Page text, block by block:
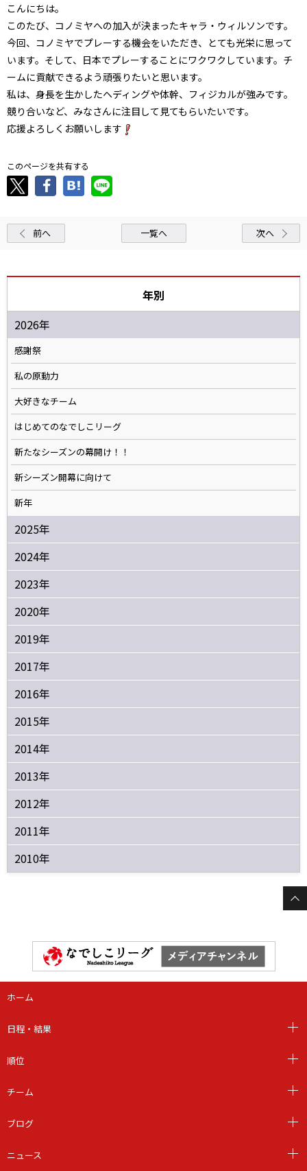
こんにちは。
このたび、コノミヤへの加入が決まったキャラ・ウィルソンです。
今回、コノミヤでプレーする機会をいただき、とても光栄に思って
います。そして、日本でプレーすることにワクワクしています。チ
ームに貢献できるよう頑張りたいと思います。
私は、身長を生かしたヘディングや体幹、フィジカルが強みです。
競り合いなど、みなさんに注目して見てもらいたいです。
応援よろしくお願いします
このページを共有する
前へ 一覧へ 次へ
年別
2026年
感謝祭
私の原動力
大好きなチーム
はじめてのなでしこリーグ
新たなシーズンの幕開け！！
新シーズン開幕に向けて
新年
2025年
2024年
2023年
2020年
2019年
2017年
2016年
2015年
2014年
2013年
2012年
2011年
2010年
ホーム
日程・結果
順位
チーム
ブログ
ニュース